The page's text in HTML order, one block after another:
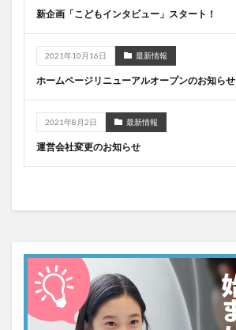
新企画「こどもインタビュー」スタート！
2021年10月16日 最新情報
ホームページリニューアルオープンのお知らせ
2021年8月2日 最新情報
運営会社変更のお知らせ